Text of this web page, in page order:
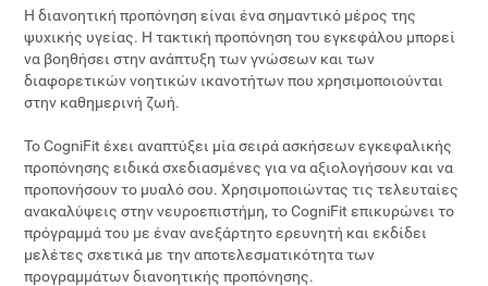
Η διανοητική προπόνηση είναι ένα σημαντικό μέρος της
ψυχικής υγείας. Η τακτική προπόνηση του εγκεφάλου μπορεί
να βοηθήσει στην ανάπτυξη των γνώσεων και των
διαφορετικών νοητικών ικανοτήτων που χρησιμοποιούνται
στην καθημερινή ζωή.
To CogniFit έχει αναπτύξει μία σειρά ασκήσεων εγκεφαλικής
προπόνησης ειδικά σχεδιασμένες για να αξιολογήσουν και να
προπονήσουν το μυαλό σου. Χρησιμοποιώντας τις τελευταίες
ανακαλύψεις στην νευροεπιστήμη, το CogniFit επικυρώνει το
πρόγραμμά του με έναν ανεξάρτητο ερευνητή και εκδίδει
μελέτες σχετικά με την αποτελεσματικότητα των
προγραμμάτων διανοητικής προπόνησης.